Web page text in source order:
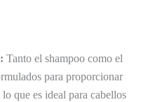
Tanto el shampoo como el
para proporcionar
que es ideal para cabellos